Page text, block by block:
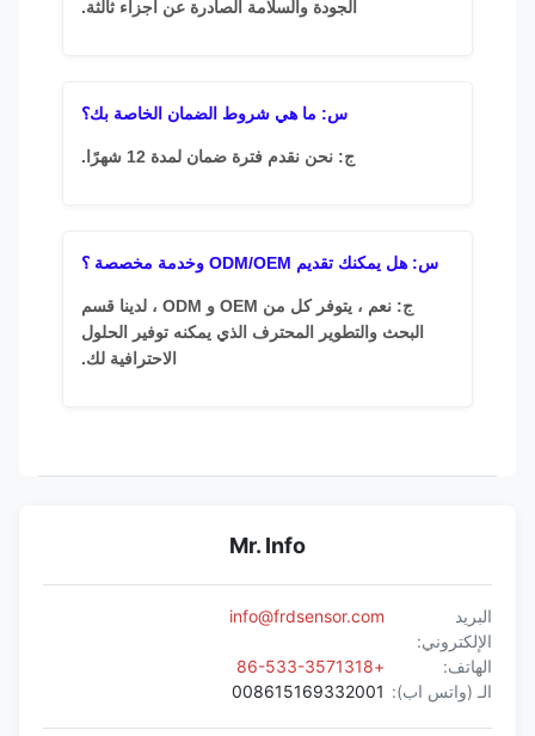
الجودة والسلامة الصادرة عن أجزاء ثالثة.
س: ما هي شروط الضمان الخاصة بك؟
ج: نحن نقدم فترة ضمان لمدة 12 شهرًا.
س: هل يمكنك تقديم ODM/OEM وخدمة مخصصة ؟
ج: نعم ، يتوفر كل من OEM و ODM ، لدينا قسم
البحث والتطوير المحترف الذي يمكنه توفير الحلول
الاحترافية لك.
Mr. Info
الإلكتروني:
info@frdsensor.com
الهاتف:
الـ (واتس اب): 008615169332001